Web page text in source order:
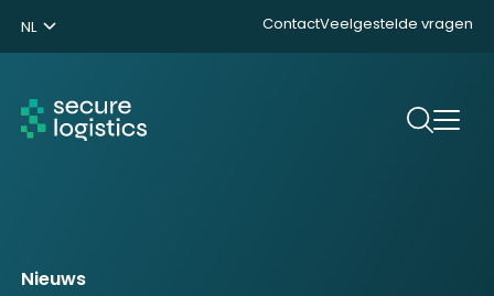
NL
ENG
DE
ContactVeelgestelde vragen
Nieuws